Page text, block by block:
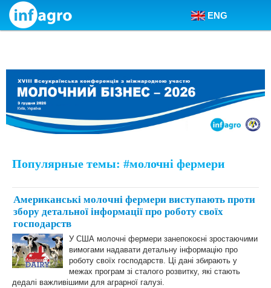
Skip to content
ENG
Популярные темы: #молочні фермери
Американські молочні фермери виступають проти
збору детальної інформації про роботу своїх
господарств
У США молочні фермери занепокоєні зростаючими
вимогами надавати детальну інформацію про
роботу своїх господарств. Ці дані збирають у
межах програм зі сталого розвитку, які стають
дедалі важливішими для аграрної галузі.